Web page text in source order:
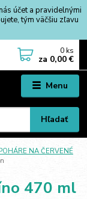
účet a pravidelnými
tým väčšiu zľavu
Menu
Hľadať
0 ks
za 0,00 €
POHÁRE NA ČERVENÉ
470 ml